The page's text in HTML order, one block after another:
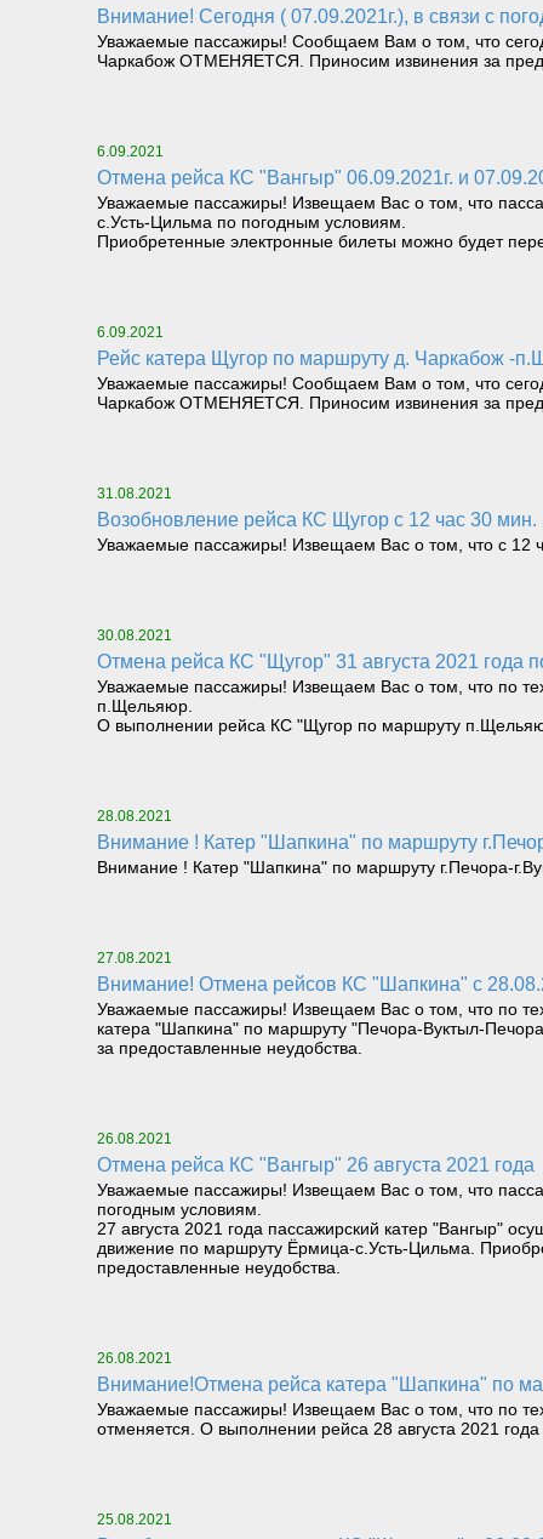
Внимание! Сегодня ( 07.09.2021г.), в связи с
Уважаемые пассажиры! Сообщаем Вам о том, что
Чаркабож ОТМЕНЯЕТСЯ. Приносим извинения за
6.09.2021
Отмена рейса КС "Вангыр" 06.09.2021г. и
Уважаемые пассажиры! Извещаем Вас о том, что
с.Усть-Цильма по погодным условиям.
Приобретенные электронные билеты можно будет
6.09.2021
Рейс катера Щугор по маршруту д. Чаркабож
Уважаемые пассажиры! Сообщаем Вам о том, что
Чаркабож ОТМЕНЯЕТСЯ. Приносим извинения за
31.08.2021
Возобновление рейса КС Щугор с 12 час 30
Уважаемые пассажиры! Извещаем Вас о том, что с 12
30.08.2021
Отмена рейса КС "Щугор" 31 августа 2021
Уважаемые пассажиры! Извещаем Вас о том, что по
п.Щельяюр.
О выполнении рейса КС "Щугор по маршруту
28.08.2021
Внимание ! Катер "Шапкина" по маршруту
Внимание ! Катер "Шапкина" по маршруту г.Печора-
27.08.2021
Внимание! Отмена рейсов КС "Шапкина" с
Уважаемые пассажиры! Извещаем Вас о том, что по
катера "Шапкина" по маршруту "Печора-Вуктыл-
за предоставленные неудобства.
26.08.2021
Отмена рейса КС "Вангыр" 26 августа 2021 года
Уважаемые пассажиры! Извещаем Вас о том, что
погодным условиям.
27 августа 2021 года пассажирский катер "Вангыр"
движение по маршруту Ёрмица-с.Усть-Цильма.
предоставленные неудобства.
26.08.2021
Внимание!Отмена рейса катера "Шапкина" по
Уважаемые пассажиры! Извещаем Вас о том, что по
отменяется. О выполнении рейса 28 августа 2021
25.08.2021